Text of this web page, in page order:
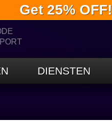
Get 25% OFF!
DIENSTEN